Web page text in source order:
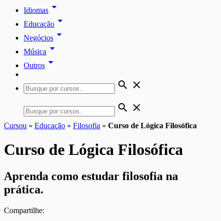
Idiomas arrow_drop_down
Educação arrow_drop_down
Negócios arrow_drop_down
Música arrow_drop_down
Outros arrow_drop_down
search close
search close
Cursou » Educação » Filosofia » Curso de Lógica Filosófica
Curso de Lógica Filosófica
Aprenda como estudar filosofia na
prática.
Compartilhe: